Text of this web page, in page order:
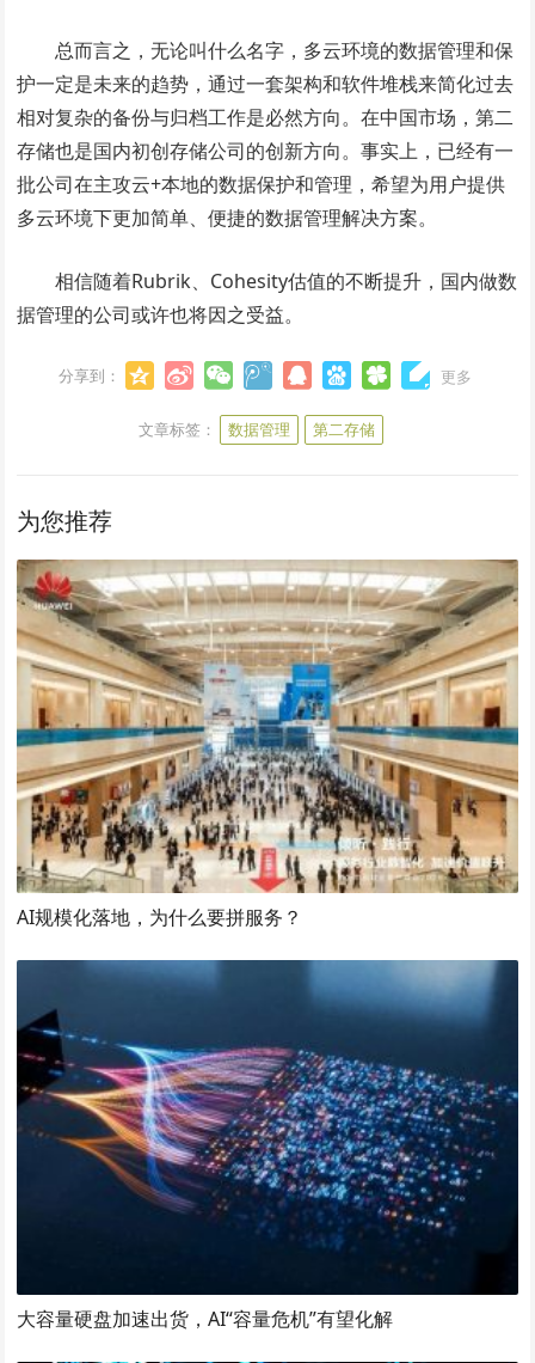
总而言之，无论叫什么名字，多云环境的数据管理和保
护一定是未来的趋势，通过一套架构和软件堆栈来简化过去
相对复杂的备份与归档工作是必然方向。在中国市场，第二
存储也是国内初创存储公司的创新方向。事实上，已经有一
批公司在主攻云+本地的数据保护和管理，希望为用户提供
多云环境下更加简单、便捷的数据管理解决方案。
相信随着Rubrik、Cohesity估值的不断提升，国内做数
据管理的公司或许也将因之受益。
分享到： 更多
文章标签： 数据管理 第二存储
为您推荐
AI规模化落地，为什么要拼服务？
大容量硬盘加速出货，AI“容量危机”有望化解